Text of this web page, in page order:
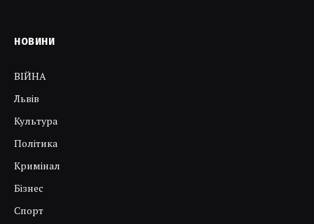
НОВИНИ
ВІЙНА
Львів
Культура
Політика
Кримінал
Бізнес
Спорт